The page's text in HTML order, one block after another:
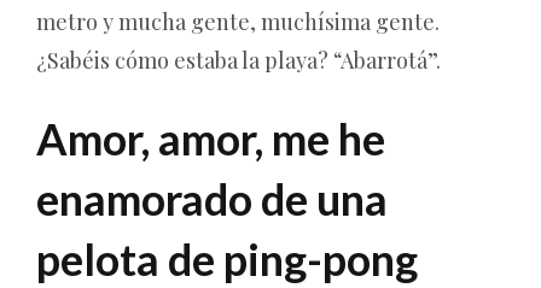
metro y mucha gente, muchísima gente.
¿Sabéis cómo estaba la playa? “Abarrotá”.
Amor, amor, me he
enamorado de una
pelota de ping-pong